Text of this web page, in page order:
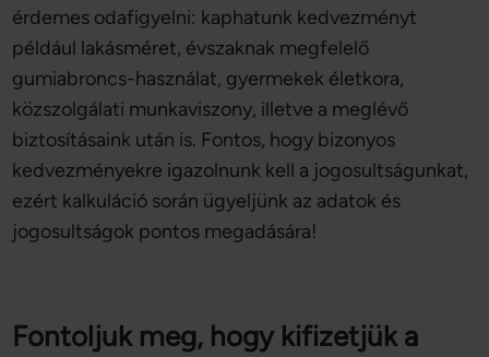
érdemes odafigyelni: kaphatunk kedvezményt
például lakásméret, évszaknak megfelelő
gumiabroncs-használat, gyermekek életkora,
közszolgálati munkaviszony, illetve a meglévő
biztosításaink után is. Fontos, hogy bizonyos
kedvezményekre igazolnunk kell a jogosultságunkat,
ezért kalkuláció során ügyeljünk az adatok és
jogosultságok pontos megadására!
Fontoljuk meg, hogy kifizetjük a